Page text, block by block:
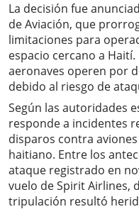
La decisión fue
de Aviación, que
limitaciones para
espacio cercano a
aeronaves operen por
debido al riesgo de
Según las autoridades
responde a incidentes
disparos contra
haitiano. Entre los
ataque registrado en
vuelo de Spirit Airlines,
tripulación resultó